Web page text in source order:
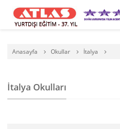
YURTDIŞI EĞİTİM - 37. YIL
Anasayfa Okullar İtalya
İtalya Okulları